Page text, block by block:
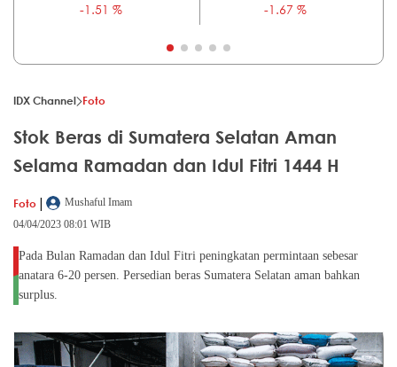
-1.51 %
-1.67 %
IDX Channel Foto
Stok Beras di Sumatera Selatan Aman
Selama Ramadan dan Idul Fitri 1444 H
Foto |
Mushaful Imam
04/04/2023 08:01 WIB
Pada Bulan Ramadan dan Idul Fitri peningkatan permintaan sebesar
anatara 6-20 persen. Persedian beras Sumatera Selatan aman bahkan
surplus.